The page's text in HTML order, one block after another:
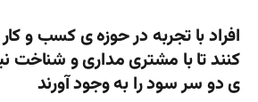
افراد با تجربه در حوزه ی کسب و
کنند تا با مشتری مداری و شناخت
ی دو سر سود را به وجود آورند